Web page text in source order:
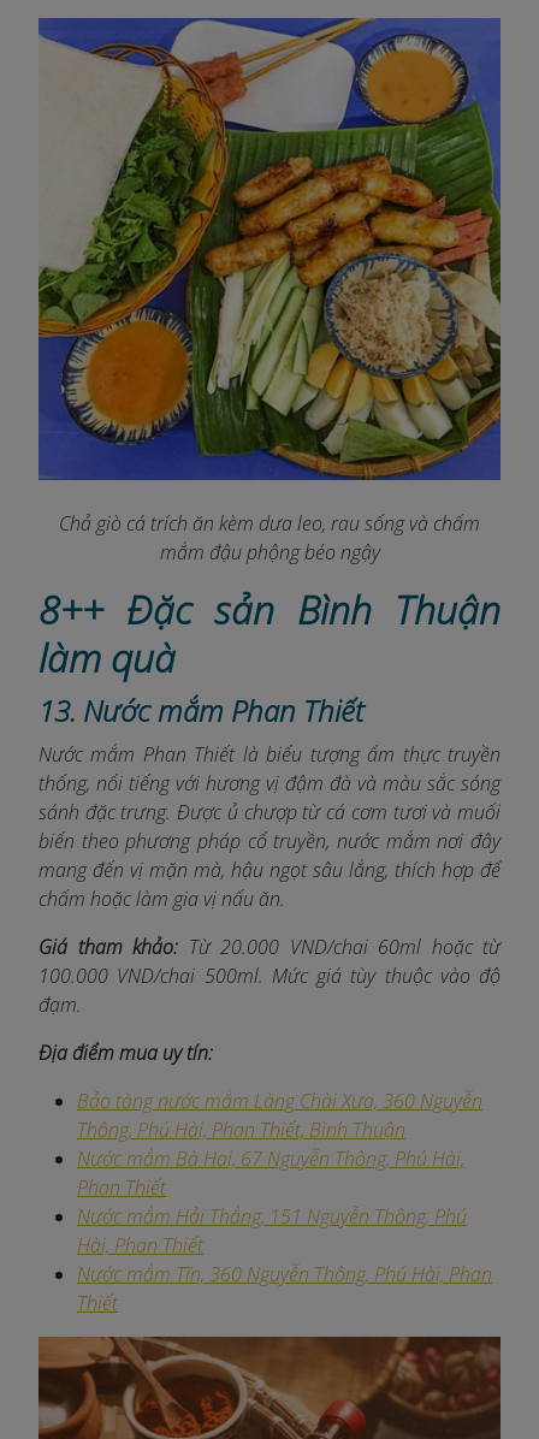
Chả giò cá trích ăn kèm dưa leo, rau sống và chấm
mắm đậu phộng béo ngậy
8++ Đặc sản Bình Thuận
làm quà
13. Nước mắm Phan Thiết
Nước mắm Phan Thiết là biểu tượng ẩm thực truyền
thống, nổi tiếng với hương vị đậm đà và màu sắc sóng
sánh đặc trưng. Được ủ chượp từ cá cơm tươi và muối
biển theo phương pháp cổ truyền, nước mắm nơi đây
mang đến vị mặn mà, hậu ngọt sâu lắng, thích hợp để
chấm hoặc làm gia vị nấu ăn.​
Giá tham khảo: Từ 20.000 VND/chai 60ml hoặc từ
100.000 VND/chai 500ml. Mức giá tùy thuộc vào độ
đạm.
Địa điểm mua uy tín:
Bảo tàng nước mắm Làng Chài Xưa, 360 Nguyễn
Thông, Phú Hài, Phan Thiết, Bình Thuận
Nước mắm Bà Hai, 67 Nguyễn Thông, Phú Hài,
Phan Thiết​
Nước mắm Hải Thắng, 151 Nguyễn Thông, Phú
Hài, Phan Thiết​
Nước mắm Tĩn, 360 Nguyễn Thông, Phú Hài, Phan
Thiết​